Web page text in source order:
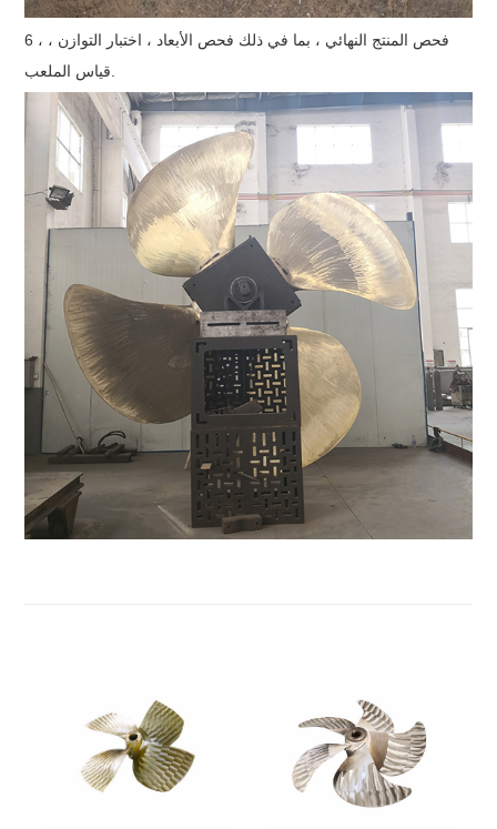
6 ، فحص المنتج النهائي ، بما في ذلك فحص الأبعاد ، اختبار التوازن ،